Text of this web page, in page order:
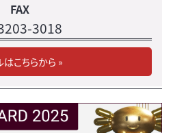
FAX
3018
はこちらから »